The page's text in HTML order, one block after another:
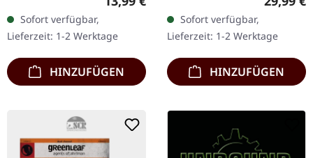
26.10.2012, auf Neurot
Recordings. CD im
Jewelcase. Neurosis
kehren mit ihrem
zehnten…
Sofort verfügbar,
Lieferzeit: 1-2 Werktage
HINZUFÜGEN
solidem Schwarz im
Gatefold-Cover. Standard-
Cover. Es gibt Alben, die…
Sofort verfügbar,
Lieferzeit: 1-2 Werktage
HINZUFÜGEN